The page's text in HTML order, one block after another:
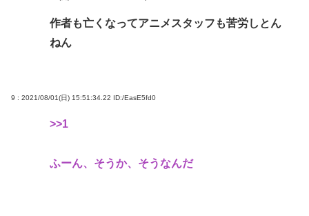
作者も亡くなってアニメスタッフも苦労しとん
ねん
9 : 2021/08/01(日) 15:51:34.22 ID:/EasE5fd0
>>1
ふーん、そうか、そうなんだ